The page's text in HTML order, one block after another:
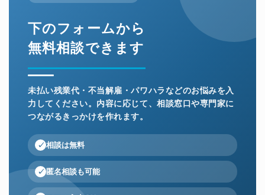
下のフォームから
無料相談できます
未払い残業代・不当解雇・パワハラなどのお悩みを入
力してください。内容に応じて、相談窓口や専門家に
つながるきっかけを作れます。
相談は無料
匿名相談も可能